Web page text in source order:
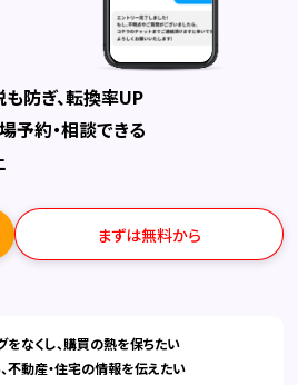
防ぎ、転換率UP
予約・相談できる
まずは無料から
なくし、購買の熱を保ちたい
不動産・住宅の情報を伝えたい